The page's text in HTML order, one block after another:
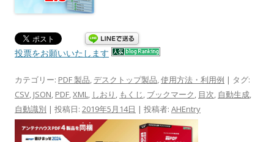
投票をお願いいたします
カテゴリー: PDF 製品, デスクトップ製品,使用方法・利用例 | タグ:
CSV, JSON, PDF,XML, しおり , もくじ, ブックマーク, 目次, 自動生成,
自動識別 | 投稿日: 2019年5月14日 | 投稿者: AHEntry